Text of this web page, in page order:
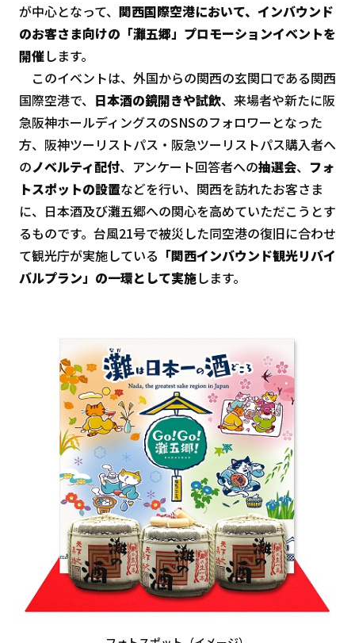
が中心となって、 関西国際空港において、インバウンド
のお客さま向けの「灘五郷」プロモーションイベントを
開催します。
このイベントは、外国からの関西の玄関口である関西
国際空港で、 日本酒の鏡開きや試飲、来場者や新たに阪
急阪神ホールディングスのSNSのフォロワーとなった
方、阪神ツーリストパス・阪急ツーリストパス購入者へ
のノベルティ配付、アンケート回答者への抽選会、 フォ
トスポットの設置などを行い、関西を訪れたお客さま
に、日本酒及び灘五郷への関心を高めていただこうとす
るものです。台風21号で被災した同空港の復旧に合わせ
て観光庁が実施している 「関西インバウンド観光リバイ
バルプラン」の一環として実施します。